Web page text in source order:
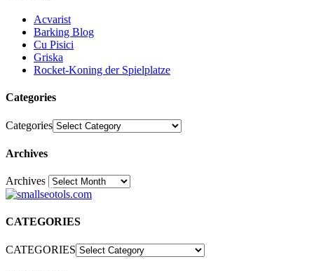
Acvarist
Barking Blog
Cu Pisici
Griska
Rocket-Koning der Spielplatze
Categories
Categories
Archives
Archives30
CATEGORIES
CATEGORIES